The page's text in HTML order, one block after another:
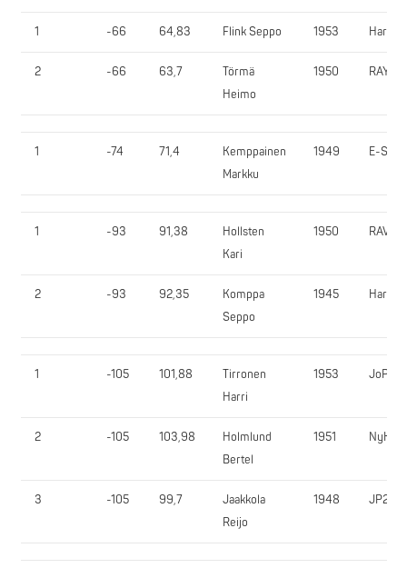
1 -66 64,83 Flink Seppo 1953 HartVo
2 -66 63,7
Törmä
Heimo
1950 RAYVO
1 -74 71,4
Kemppainen
Markku
1949 E-SV
1 -93 91,38
Hollsten
Kari
1950 RAV
2 -93 92,35
Komppa
Seppo
1945 HartVo
1 -105 101,88
Tirronen
Harri
1953
2 -105 103,98
Holmlund
Bertel
1951 NyKK
3 -105 99,7
Jaakkola
Reijo
1948